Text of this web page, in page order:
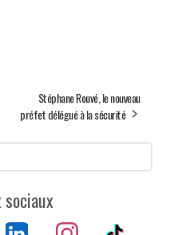
Stéphane Rouvé, le nouveau
préfet délégué à la sécurité
sociaux